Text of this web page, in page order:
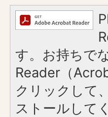
す。お持ちで
Reader（
クリックして
ストールして